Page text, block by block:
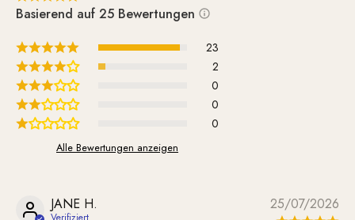
Basierend auf 25 Bewertungen
23
2
0
0
0
Alle Bewertungen anzeigen
25/07/2026
JANE H.